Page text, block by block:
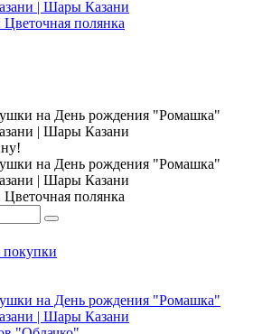
полянка
полянка